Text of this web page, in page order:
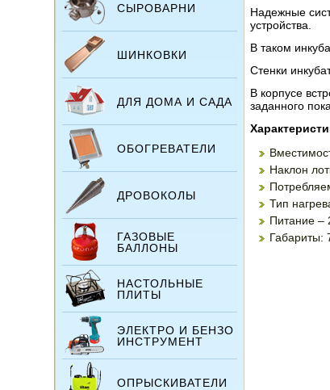
СЫРОВАРНИ
ШИНКОВКИ
ДЛЯ ДОМА И САДА
ОБОГРЕВАТЕЛИ
ДРОВОКОЛЫ
ГАЗОВЫЕ
БАЛЛОНЫ
НАСТОЛЬНЫЕ
ПЛИТЫ
ЭЛЕКТРО И БЕНЗО
ИНСТРУМЕНТ
ОПРЫСКИВАТЕЛИ
Надежные
устройства.
В таком
Стенки
В корпусе
заданного
Наклон
Тип
Питание –
Габариты: